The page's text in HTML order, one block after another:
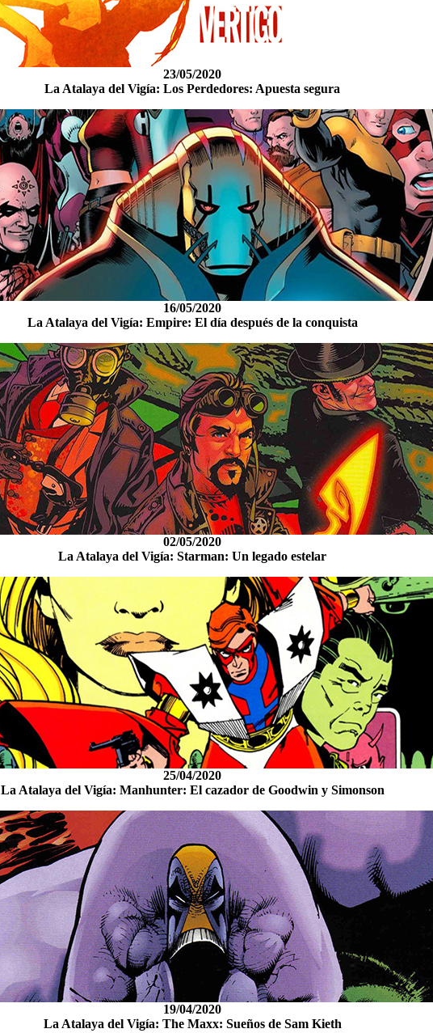
23/05/2020
La Atalaya del Vigía: Los Perdedores: Apuesta segura
16/05/2020
La Atalaya del Vigía: Empire: El día después de la conquista
02/05/2020
La Atalaya del Vigía: Starman: Un legado estelar
25/04/2020
La Atalaya del Vigía: Manhunter: El cazador de Goodwin y Simonson
19/04/2020
La Atalaya del Vigía: The Maxx: Sueños de Sam Kieth